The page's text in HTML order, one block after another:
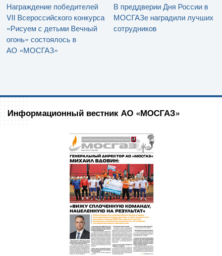
Награждение победителей
VII Всероссийского конкурса
«Рисуем с детьми Вечный
огонь» состоялось в
АО «МОСГАЗ»
В преддверии Дня России в
МОСГАЗе наградили лучших
сотрудников
Информационный вестник АО «МОСГАЗ»